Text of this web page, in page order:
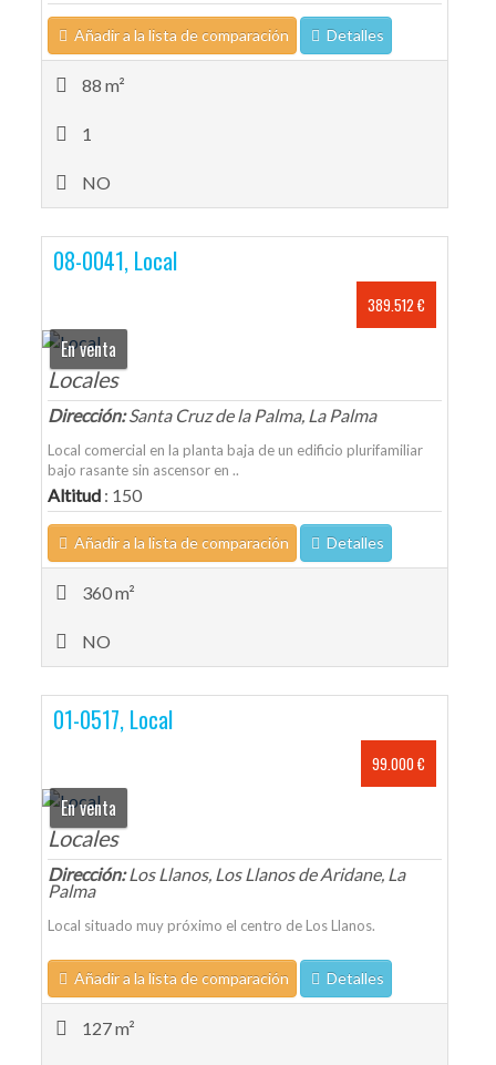
Añadir a la lista de comparación Detalles
88 m²
1
NO
08-0041, Local
389.512 €
En venta
Locales
Dirección:Santa Cruz de la Palma, La Palma
Local comercial en la planta baja de un edificio plurifamiliar
bajo rasante sin ascensor en ..
Altitud : 150
Añadir a la lista de comparación Detalles
360 m²
NO
01-0517, Local
99.000 €
En venta
Locales
Dirección:Los Llanos, Los Llanos de Aridane, La
Palma
Local situado muy próximo el centro de Los Llanos.
Añadir a la lista de comparación Detalles
127 m²